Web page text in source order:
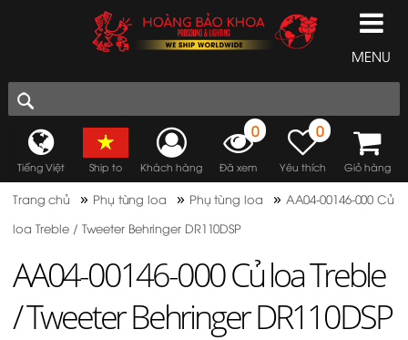
MENU
Tiếng Việt Ship to Khách hàng
0
Đã xem
0
Yêu thích Giỏ hàng
Trang chủ » Phụ tùng loa » Phụ tùng loa » AA04-00146-000 Củ
loa Treble / Tweeter Behringer DR110DSP
AA04-00146-000 Củ loa Treble
/ Tweeter Behringer DR110DSP